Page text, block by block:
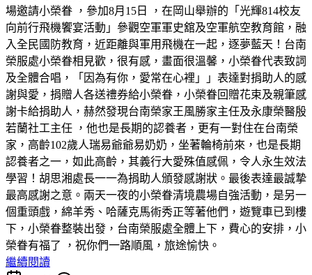
場邀請小榮眷 ，參加8月15日 ，在岡山舉辦的「光輝814校友
向前行飛機饗宴活動」參觀空軍軍史舘及空軍航空教育館，融
入全民國防教育，近距離與軍用飛機在一起，逐夢藍天！台南
榮服處小榮眷相見歡，很有感，畫面很溫馨，小榮眷代表致詞
及全體合唱，「因為有你，愛常在心裡」」表達對捐助人的感
謝與愛，捐贈人各送禮券給小榮眷，小榮眷回贈花束及親筆感
謝卡給捐助人，赫然發現台南榮家王風勝家主任及永康榮醫殷
若蘭社工主任 ，他也是長期的認養者，更有一對住在台南榮
家，高齡102歲人瑞易爺爺易奶奶，坐著輪椅前來，也是長期
認養者之一，如此高齡，其義行大愛殊值感佩，令人永生效法
學習！胡思湘處長一一為捐助人頒發感謝狀。最後表達最誠摯
最高感謝之意。兩天一夜的小榮眷清境農場自強活動，是另一
個重頭戲，綿羊秀、哈薩克馬術秀正等著他們，遊覽車已到樓
下，小榮眷整裝出發，台南榮服處全體上下，費心的安排，小
榮眷有福了 ，祝你們一路順風，旅途愉快。
繼續閱讀